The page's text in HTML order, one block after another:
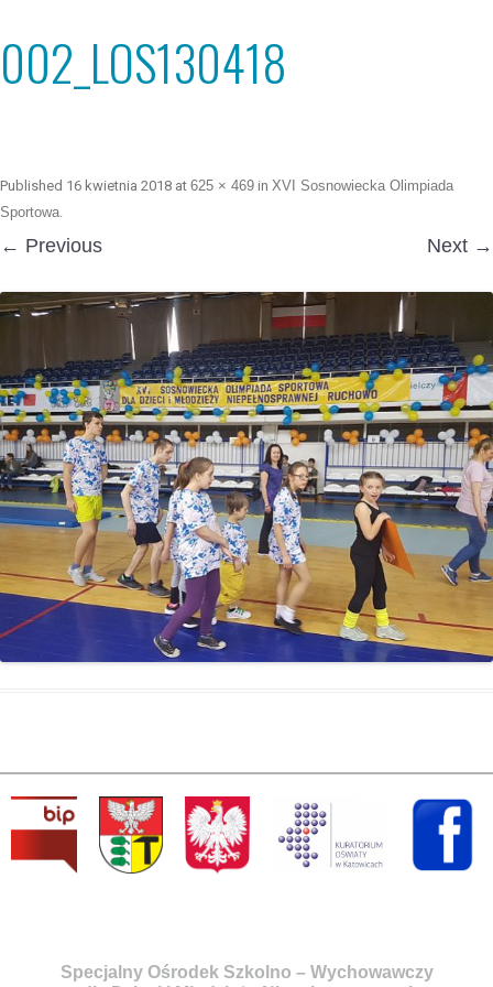
002_LOS130418
Published 16 kwietnia 2018 at 625 × 469 in XVI Sosnowiecka Olimpiada
Sportowa.
← Previous Next →
Specjalny Ośrodek Szkolno – Wychowawczy